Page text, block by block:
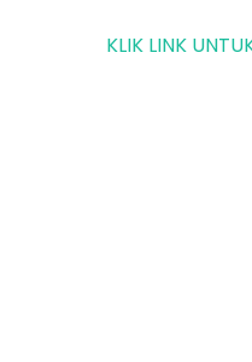
KLIK LINK